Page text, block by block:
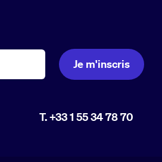
Je m'inscris
T. +33 1 55 34 78 70